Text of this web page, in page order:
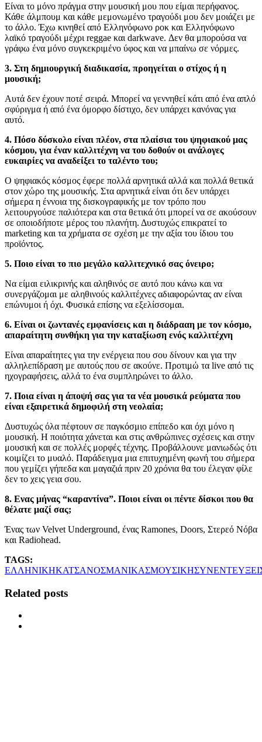
Είναι το μόνο πράγμα στην μουσική μου που είμαι περήφανος.
Κάθε άλμπουμ και κάθε μεμονωμένο τραγούδι μου δεν μοιάζει με
το άλλο. Έχω κινηθεί από Ελληνόφωνο ροκ και Ελληνόφωνο
λαϊκό τραγούδι μέχρι reggae και darkwave. Δεν θα μπορούσα να
γράφω ένα μόνο συγκεκριμένο ύφος και να μπαίνω σε νόρμες.
3. Στη δημιουργική διαδικασία, προηγείται ο στίχος ή η
μουσική;
Αυτά δεν έχουν ποτέ σειρά. Μπορεί να γεννηθεί κάτι από ένα απλό
σφύριγμα ή από ένα όμορφο δίστιχο, δεν υπάρχει κανόνας για
αυτό.
4. Πόσο δύσκολο είναι πλέον, στα πλαίσια του ψηφιακού μας
κόσμου, για έναν καλλιτέχνη να του δοθούν οι ανάλογες
ευκαιρίες να αναδείξει το ταλέντο του;
Ο ψηφιακός κόσμος έφερε πολλά αρνητικά αλλά και πολλά θετικά
στον χώρο της μουσικής. Στα αρνητικά είναι ότι δεν υπάρχει
σήμερα η έννοια της δισκογραφικής με τον τρόπο που
λειτουργούσε παλιότερα και στα θετικά ότι μπορεί να σε ακούσουν
σε οποιοδήποτε μέρος του πλανήτη. Δυστυχώς επικρατεί το
marketing και τα χρήματα σε σχέση με την αξία του ίδιου του
προϊόντος.
5. Ποιο είναι το πιο μεγάλο καλλιτεχνικό σας όνειρο;
Να είμαι ειλικρινής και αληθινός σε αυτό που κάνω και να
συνεργάζομαι με αληθινούς καλλιτέχνες αδιαφορώντας αν είναι
επώνυμοι ή όχι. Φυσικά επίσης να εξελίσσομαι.
6. Είναι οι ζωντανές εμφανίσεις και η διάδρααη με τον κόσμο,
απαραίτητη συνθήκη για την καταξίωση ενός καλλιτέχνη
Είναι απαραίτητες για την ενέργεια που σου δίνουν και για την
αλληλεπίδραση με αυτούς που σε ακούνε. Προτιμώ τα live από τις
ηχογραφήσεις, αλλά το ένα συμπληρώνει το άλλο.
7. Ποια είναι η άποψή σας για τα νέα μουσικά ρεύματα που
είναι εξαιρετικά δημοφιλή στη νεολαία;
Δυστυχώς όλα πέφτουν σε παγκόσμιο επίπεδο και όχι μόνο η
μουσική. Η ποιότητα χάνεται και στις ανθρώπινες σχέσεις και στην
μουσική και σε πολλές μορφές τέχνης. Προβάλλουνε μανιωδώς ότι
κοιμίζει το μυαλό. Παράδειγμα μια επιτυχημένη φωνή του σήμερα
που γεμίζει γήπεδα και μαγαζιά πριν 20 χρόνια θα του έλεγαν φίλε
δεν το χεις γεια σου.
8. Ενας μήνας “καραντίνα”. Ποιοι είναι οι πέντε δίσκοι που θα
θέλατε μαζί σας;
Ένας των Velvet Underground, ένας Ramones, Doors, Στερεό Νόβα
και Radiohead.
TAGS:
ΕΛΛΗΝΙΚΗΚΑΤΣΑΝΟΣΜΑΝΙΚΑΣΜΟΥΣΙΚΗ
Related posts